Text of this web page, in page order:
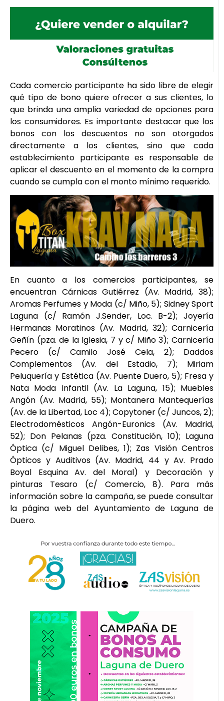
Cada comercio participante ha sido libre de elegir
qué tipo de bono quiere ofrecer a sus clientes, lo
que brinda una amplia variedad de opciones para
los consumidores. Es importante destacar que los
bonos con los descuentos no son otorgados
directamente a los clientes, sino que cada
establecimiento participante es responsable de
aplicar el descuento en el momento de la compra
cuando se cumpla con el monto mínimo requerido.
En cuanto a los comercios participantes, se
encuentran Cárnicas Gutiérrez (Av. Madrid, 38);
Aromas Perfumes y Moda (c/ Miño, 5); Sidney Sport
Laguna (c/ Ramón J.Sender, Loc. B-2); Joyería
Hermanas Moratinos (Av. Madrid, 32); Carnicería
Geñín (pza. de la Iglesia, 7 y c/ Miño 3); Carnicería
Pecero (c/ Camilo José Cela, 2); Daddos
Complementos (Av. del Estadio, 7); Miriam
Peluquería y Estética (Av. Puente Duero, 5); Fresa y
Nata Moda Infantil (Av. La Laguna, 15); Muebles
Angón (Av. Madrid, 55); Montanera Mantequerías
(Av. de la Libertad, Loc 4); Copytoner (c/ Juncos, 2);
Electrodomésticos Angón-Euronics (Av. Madrid,
52); Don Pelanas (pza. Constitución, 10); Laguna
Óptica (c/ Miguel Delibes, 1); Zas Visión Centros
Ópticos y Auditivos (Av. Madrid, 44 y Av. Prado
Boyal Esquina Av. del Moral) y Decoración y
pinturas Tesaro (c/ Comercio, 8). Para más
información sobre la campaña, se puede consultar
la página web del Ayuntamiento de Laguna de
Duero.